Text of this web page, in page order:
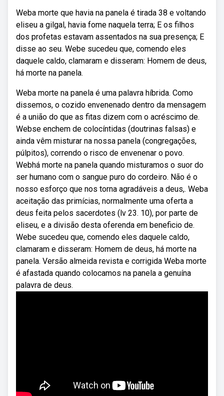
Weba morte que havia na panela é tirada 38 e voltando
eliseu a gilgal, havia fome naquela terra; E os filhos
dos profetas estavam assentados na sua presença; E
disse ao seu. Webe sucedeu que, comendo eles
daquele caldo, clamaram e disseram: Homem de deus,
há morte na panela.
Weba morte na panela é uma palavra híbrida. Como
dissemos, o cozido envenenado dentro da mensagem
é a união do que as fitas dizem com o acréscimo de.
Webse enchem de colocíntidas (doutrinas falsas) e
ainda vêm misturar na nossa panela (congregações,
púlpitos), correndo o risco de envenenar o povo.
Webhá morte na panela quando misturamos o suor do
ser humano com o sangue puro do cordeiro. Não é o
nosso esforço que nos torna agradáveis a deus,. Weba
aceitação das primícias, normalmente uma oferta a
deus feita pelos sacerdotes (lv 23. 10), por parte de
eliseu, e a divisão desta oferenda em beneficio de.
Webe sucedeu que, comendo eles daquele caldo,
clamaram e disseram: Homem de deus, há morte na
panela. Versão almeida revista e corrigida Weba morte
é afastada quando colocamos na panela a genuína
palavra de deus.